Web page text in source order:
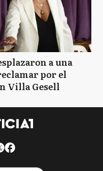
a una
por el
Villa Gesell